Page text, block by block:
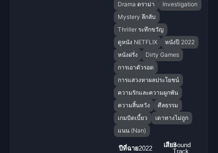
Drama ดราม่า
Investigation
Mystery ลึกลับ
Thriller ระทึกขวัญ
ดูหนัง NETFLIX
หนังปี 2022
หนังฝรั่ง
Dirty Games
การเอาตัวรอด
การแสวงหาผลประโยชน์
ความรักและความผูกพัน
ความสิ้นหวัง
ศีลธรรม
เกมบิดเบี้ยว
เดาทางไม่ถูก
แนน (Nan)
ปีที่ฉาย2022 เสียงSound
Track